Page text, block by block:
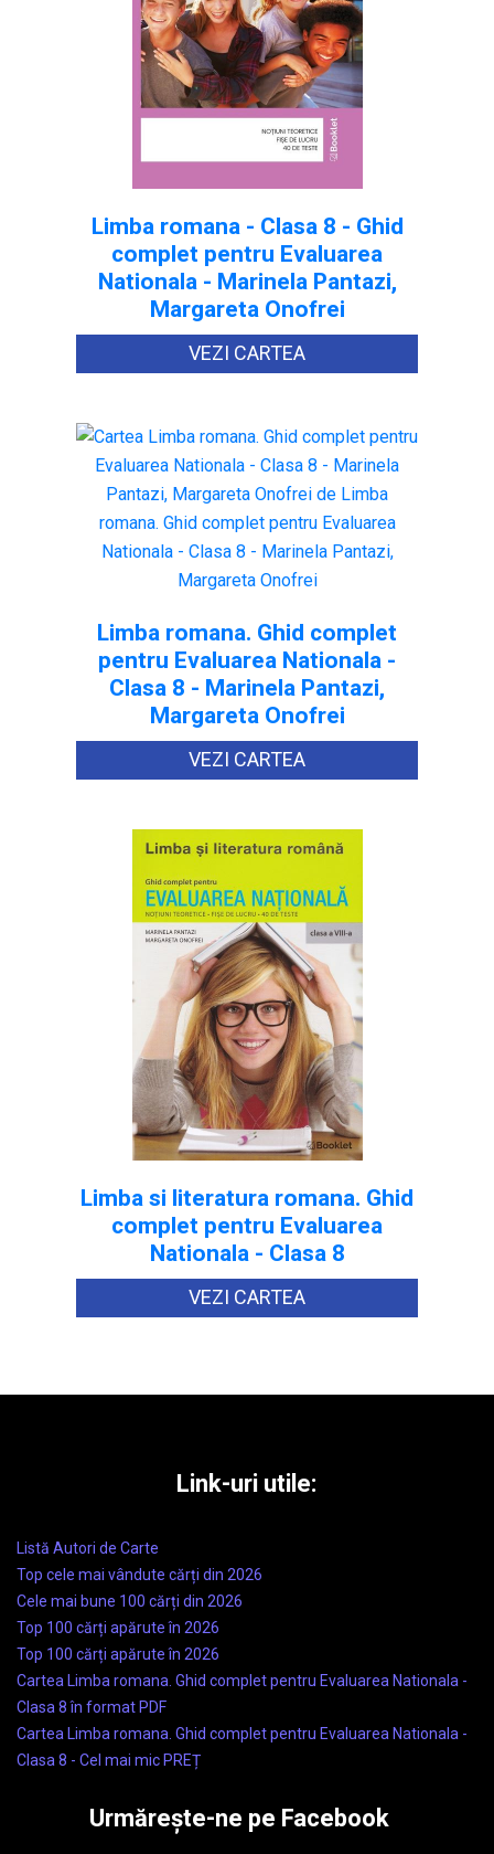
Limba romana - Clasa 8 - Ghid
complet pentru Evaluarea
Nationala - Marinela Pantazi,
Margareta Onofrei
VEZI CARTEA
Limba romana. Ghid complet
pentru Evaluarea Nationala -
Clasa 8 - Marinela Pantazi,
Margareta Onofrei
VEZI CARTEA
Limba si literatura romana. Ghid
complet pentru Evaluarea
Nationala - Clasa 8
VEZI CARTEA
Link-uri utile:
Listă Autori de Carte
Top cele mai vândute cărți din 2026
Cele mai bune 100 cărți din 2026
Top 100 cărți apărute în 2026
Top 100 cărți apărute în 2026
Cartea Limba romana. Ghid complet pentru Evaluarea Nationala -
Clasa 8 în format PDF
Cartea Limba romana. Ghid complet pentru Evaluarea Nationala -
Clasa 8 - Cel mai mic PREȚ
Urmărește-ne pe Facebook